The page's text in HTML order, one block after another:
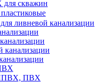
скважин
ливневой канализации
канализации
ПВХ